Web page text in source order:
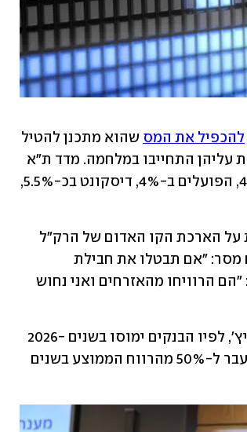
להכפיל את המס
כזכור, בתחילת השבוע פורסם תזכיר החוק שמקדם סמוטריץ', לפיו הבנקים ימוסו בשנים 2026-